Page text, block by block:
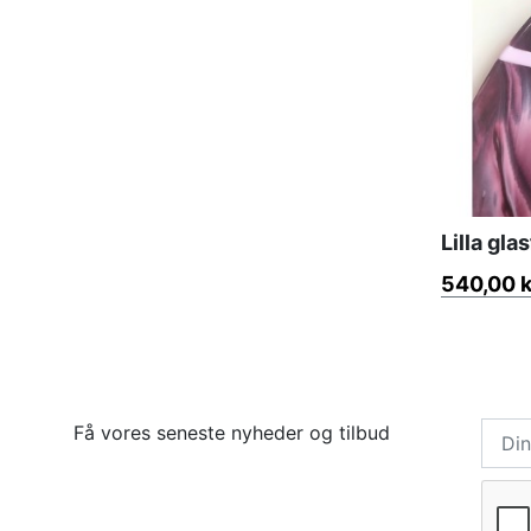
Lilla
540,00
Få vores seneste nyheder og tilbud